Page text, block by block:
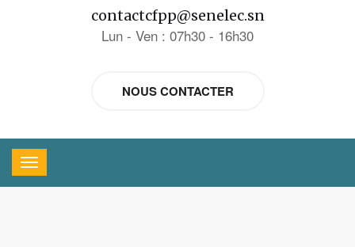
contactcfpp@senelec.sn
Lun - Ven : 07h30 - 16h30
NOUS CONTACTER